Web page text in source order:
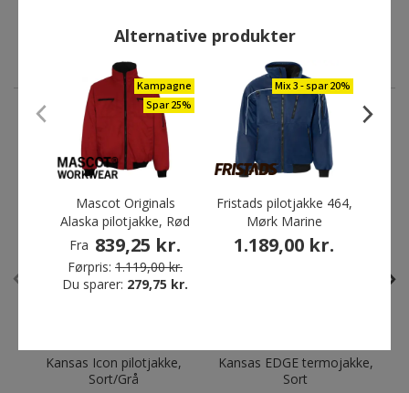
Du sparer:
ANDRE HAR OGSÅ KØBT
Kansas Icon pilotjakke,
Sort/Grå
Kansas EDGE termojakke,
Sort
Alternative produkter
Kampagne
Spar 25%
Mascot Originals
Alaska pilotjakke, Rød
Fra 839,25 kr.
Førpris: 1.119,00 kr.
Du sparer: 279,75 kr.
Mix 3 - spar 20%
Fristads pilotjakke 464,
Mørk Marine
1.189,00 kr.